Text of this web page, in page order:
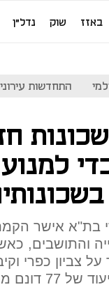
באזז שוק נדל"ן
התחדשות
והתושבים,
על צביון כפרי
הכוללת